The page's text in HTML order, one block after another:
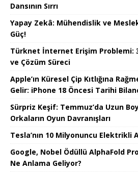
Dansının Sırrı
Yapay Zekâ: Mühendislik ve
Güç!
Türknet İnternet Erişim Problemi:
ve Çözüm Süreci
Apple’ın Küresel Çip Kıtlığına
Gelir: iPhone 18 Öncesi Tarihi
Sürpriz Keşif: Temmuz’da Uzun
Orkaların Oyun Davranışları
Tesla’nın 10 Milyonuncu Elektrikli
Google, Nobel Ödüllü AlphaFold
Ne Anlama Geliyor?